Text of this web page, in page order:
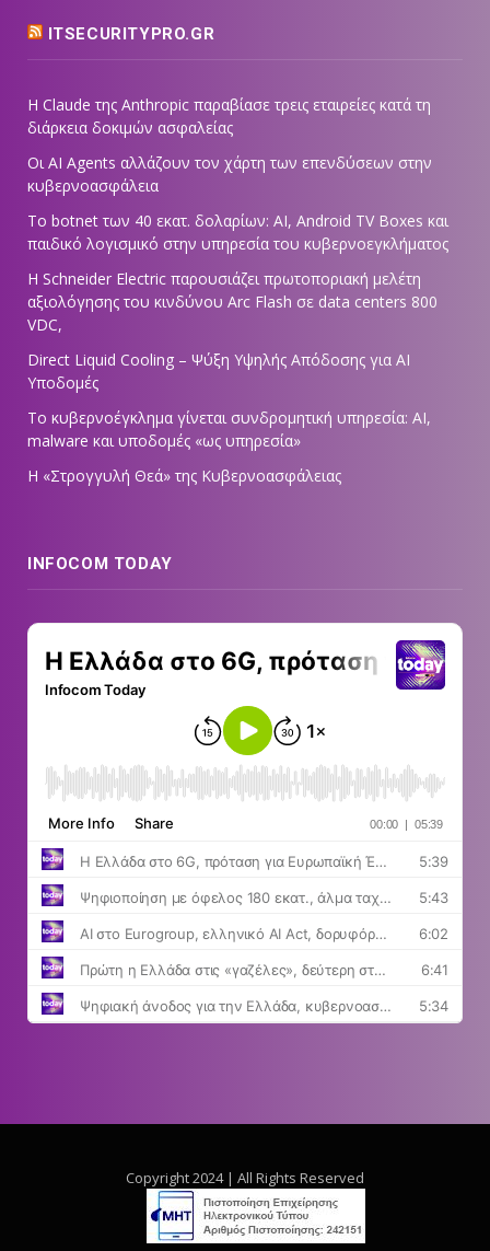
ITSECURITYPRO.GR
Η Claude της Anthropic παραβίασε τρεις εταιρείες κατά τη
διάρκεια δοκιμών ασφαλείας
Οι AI Agents αλλάζουν τον χάρτη των επενδύσεων στην
κυβερνοασφάλεια
Το botnet των 40 εκατ. δολαρίων: AI, Android TV Boxes και
παιδικό λογισμικό στην υπηρεσία του κυβερνοεγκλήματος
Η Schneider Electric παρουσιάζει πρωτοποριακή μελέτη
αξιολόγησης του κινδύνου Arc Flash σε data centers 800
VDC,
Direct Liquid Cooling – Ψύξη Υψηλής Απόδοσης για AI
Υποδομές
Το κυβερνοέγκλημα γίνεται συνδρομητική υπηρεσία: AI,
malware και υποδομές «ως υπηρεσία»
Η «Στρογγυλή Θεά» της Κυβερνοασφάλειας
INFOCOM TODAY
Copyright 2024 | All Rights Reserved